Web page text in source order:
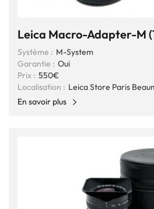
Leica Macro-Adapter-M
Système : M-System
Garantie : Oui
Prix : 550€
Localisation : Leica Store Paris
En savoir plus